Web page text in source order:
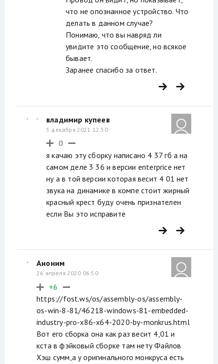
что не опознанное устройство. Что
делать в данном случае?
Понимаю, что вы навряд ли
увидите это сообщение, но всякое
бывает.
Заранее спасибо за ответ.
владимир купеев
5 декабря 2021 12:50
0
я качаю эту сборку написано 4 37 гб а на
самом деле 3 36 и версии enterprice нет
ну а в той версии которая весит 4 01 нет
звука на динамике в компе стоит жирный
красный крест буду очень признателен
если Вы это исправите
Аноним
26 апреля 2020 06:50
+6
https://fost.ws/os/assembly-os/assembly-
os-win-8-81/46218-windows-81-embedded-
industry-pro-x86-x64-2020-by-monkrus.html
Вот его сборка она как раз весит 4,01 и
кста в фэйковый сборке там нету Файлов
Хэш сумм,а у оригинального монкруса есть